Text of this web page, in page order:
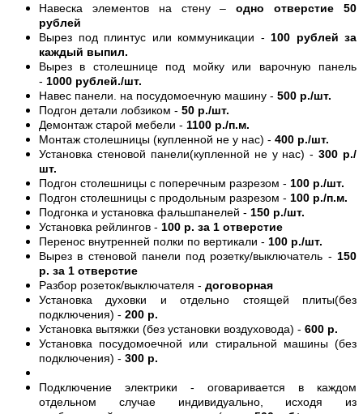
Навеска элементов на стену –одно отверстие 50
рублей
Вырез под плинтус или коммуникации - 100 рублей за
каждый выпил.
Вырез в столешнице под мойку или варочную панель
- 1000 рублей./шт.
Навес панели. на посудомоечную машину - 500 р./шт.
Подгон детали лобзиком - 50 р./шт.
Демонтаж старой мебели - 1100 р./п.м.
Монтаж столешницы (купленной не у нас) - 400 р./шт.
Установка стеновой панели(купленной не у нас) -300 р./
шт.
Подгон столешницы с поперечным разрезом - 100 р./шт.
Подгон столешницы с продольным разрезом - 100 р./п.м.
Подгонка и установка фальшпанелей - 150 р./шт.
Установка рейлингов - 100 р. за 1 отверстие
Перенос внутренней полки по вертикали - 100 р./шт.
Вырез в стеновой панели под розетку/выключатель - 150
р. за 1 отверстие
Разбор розеток/выключателя - договорная
Установка духовки и отдельно стоящей плиты(без
подключения) - 200 р.
Установка вытяжки (без установки воздуховода) - 600 р.
Установка посудомоечной или стиральной машины (без
подключения) - 300 р.
Подключение электрики - оговаривается в каждом
отдельном случае индивидуально, исходя из